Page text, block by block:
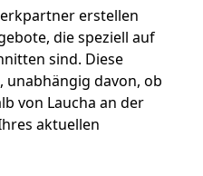
erstellen
die speziell auf
sind. Diese
unabhängig davon, ob
von Laucha an der
aktuellen